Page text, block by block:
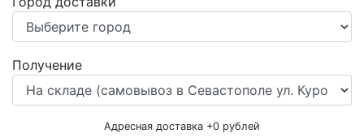
Получение
Адресная доставка +0 рублей